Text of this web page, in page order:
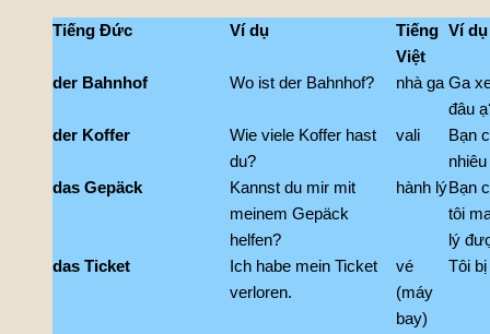
Tiếng Đức Ví dụ
Tiếng
Việt
Ví dụ
der Bahnhof Wo ist der Bahnhof? nhà ga Ga
đâu
der Koffer
Wie viele Koffer hast
du?
vali
Bạn
das Gepäck
Kannst du mir mit
meinem Gepäck
helfen?
hành lýBạn
tôi
lý
das Ticket
Ich habe mein Ticket
verloren.
vé
(máy
bay)
Tôi